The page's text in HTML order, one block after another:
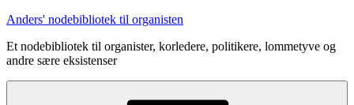
Videre
indhold
Anders' nodebibliotek til organisten
Et nodebibliotek til organister, korledere, politikere, lommetyve og
andre sære eksistenser